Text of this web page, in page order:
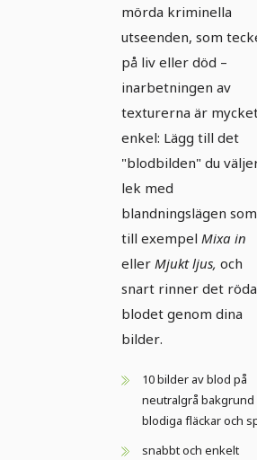
mörda kriminella
utseenden, som
på liv eller död –
inarbetningen av
texturerna är
enkel: Lägg till det
"blodbilden" du
lek med
blandningslägen som
till exempel Mixa in
eller Mjukt ljus, och
snart rinner det röda
blodet genom dina
bilder.
10 bilder av blod på
neutralgrå bakgrund
blodiga fläckar och
snabbt och enkelt